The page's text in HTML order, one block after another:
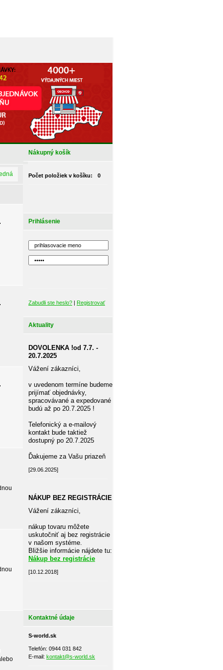
Nákupný košík
Počet položiek v košíku: 0
Prihlásenie
Zabudli ste heslo? | Registrovať
Aktuality
DOVOLENKA !od 7.7. -
20.7.2025
Vážení zákazníci,
v uvedenom termíne budeme
prijímať objednávky,
spracovávané a expedované
budú až po 20.7.2025 !
Telefonický a e-mailový
kontakt bude taktiež
dostupný po 20.7.2025
Ďakujeme za Vašu priazeň
[29.06.2025]
NÁKUP BEZ REGISTRÁCIE
Vážení zákazníci,
nákup tovaru môžete
uskutočniť aj bez registrácie
v našom systéme.
Bližšie informácie nájdete tu:
Nákup bez registrácie
[10.12.2018]
Kontaktné údaje
S-world.sk
Telefón: 0944 031 842
E-mail: kontakt@s-world.sk